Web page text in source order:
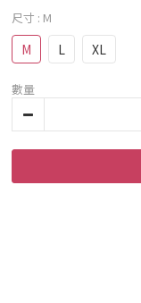
尺寸 : M
M L XL
數量